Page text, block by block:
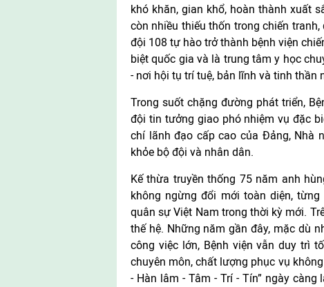
khó khăn, gian khổ, hoàn thành xuất
còn nhiều thiếu thốn trong chiến tranh,
đội 108 tự hào trở thành bệnh viện
biệt quốc gia và là trung tâm y học
- nơi hội tụ trí tuệ, bản lĩnh và tinh thần
Trong suốt chặng đường phát triển,
đội tin tưởng giao phó nhiệm vụ đặc
chí lãnh đạo cấp cao của Đảng, Nhà
khỏe bộ đội và nhân dân.
Kế thừa truyền thống 75 năm anh
không ngừng đổi mới toàn diện,
quân sự Việt Nam trong thời kỳ mới.
thế hệ. Những năm gần đây, mặc dù
công việc lớn, Bệnh viện vẫn duy trì
chuyên môn, chất lượng phục vụ
- Hàn lâm - Tâm - Trí - Tín” ngày